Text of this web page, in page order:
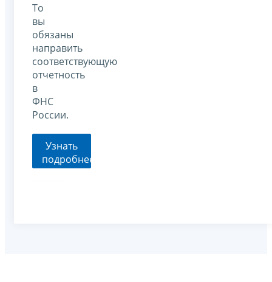
То
вы
обязаны
направить
соответствующую
отчетность
в
ФНС
России.
Узнать
подробнее